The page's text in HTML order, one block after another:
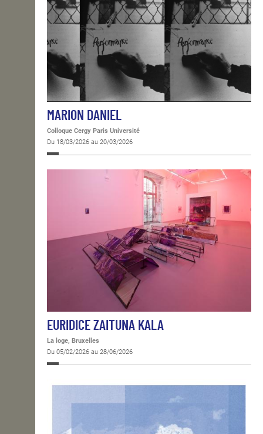
MARION DANIEL
Colloque Cergy Paris Université
Du 18/03/2026 au 20/03/2026
EURIDICE ZAITUNA KALA
La loge, Bruxelles
Du 05/02/2026 au 28/06/2026